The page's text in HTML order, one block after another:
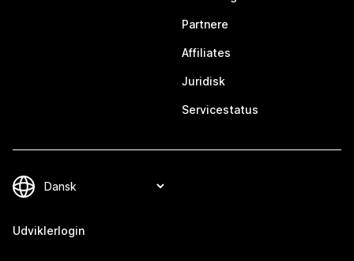
Partnere
Affiliates
Juridisk
Servicestatus
Udviklerlogin